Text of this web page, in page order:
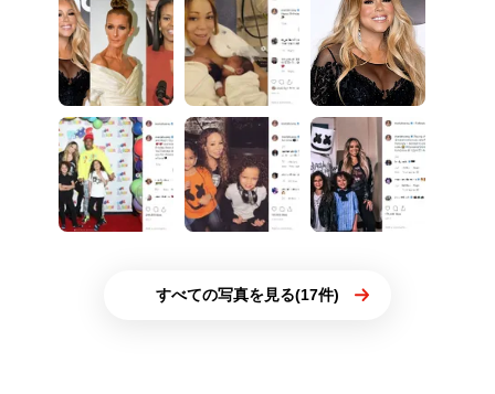
すべての写真を見る(17件)